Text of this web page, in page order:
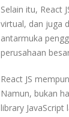
Selain itu, React
virtual, dan juga
antarmuka
perusahaan
React JS
Namun, bukan
library